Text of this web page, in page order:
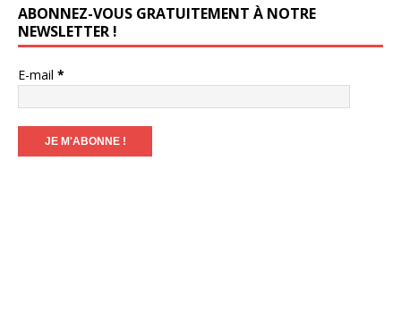
ABONNEZ-VOUS GRATUITEMENT À NOTRE
NEWSLETTER !
E-mail *